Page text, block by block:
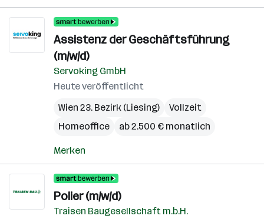
Assistenz der Geschäftsführung
(m/w/d)
Servoking GmbH
Heute veröffentlicht
Wien 23. Bezirk (Liesing)
Vollzeit
Homeoffice
ab 2.500 € monatlich
Merken
Polier (m/w/d)
Traisen Baugesellschaft m.b.H.